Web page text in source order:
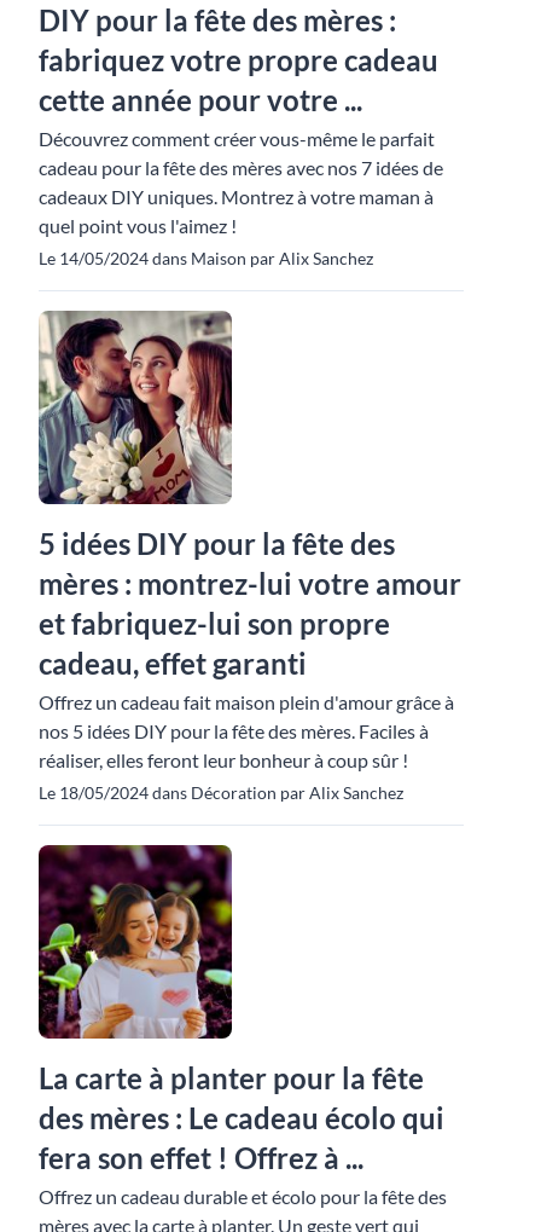
DIY pour la fête des mères :
fabriquez votre propre cadeau
cette année pour votre ...
Découvrez comment créer vous-même le parfait
cadeau pour la fête des mères avec nos 7 idées de
cadeaux DIY uniques. Montrez à votre maman à
quel point vous l'aimez !
Le 14/05/2024 dans Maison par Alix Sanchez
5 idées DIY pour la fête des
mères : montrez-lui votre amour
et fabriquez-lui son propre
cadeau, effet garanti
Offrez un cadeau fait maison plein d'amour grâce à
nos 5 idées DIY pour la fête des mères. Faciles à
réaliser, elles feront leur bonheur à coup sûr !
Le 18/05/2024 dans Décoration par Alix Sanchez
La carte à planter pour la fête
des mères : Le cadeau écolo qui
fera son effet ! Offrez à ...
Offrez un cadeau durable et écolo pour la fête des
mères avec la carte à planter. Un geste vert qui